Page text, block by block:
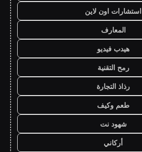
استشارات اون لاين
المعارف
هيدب فيديو
رمح التقنية
رذاذ التجارة
طعم وكيف
شهود نت
أركاني